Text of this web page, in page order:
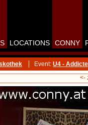
LOCATIONS CONNY
Event: U4 -
<-